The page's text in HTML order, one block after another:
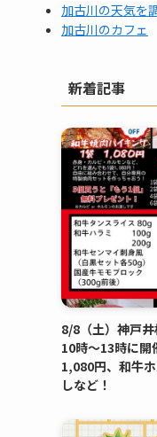
加古川の天気を
加古川のカフェ
新着記事
8/8（土）神戸
10時～13時に開
1,080円、和牛
しなど！